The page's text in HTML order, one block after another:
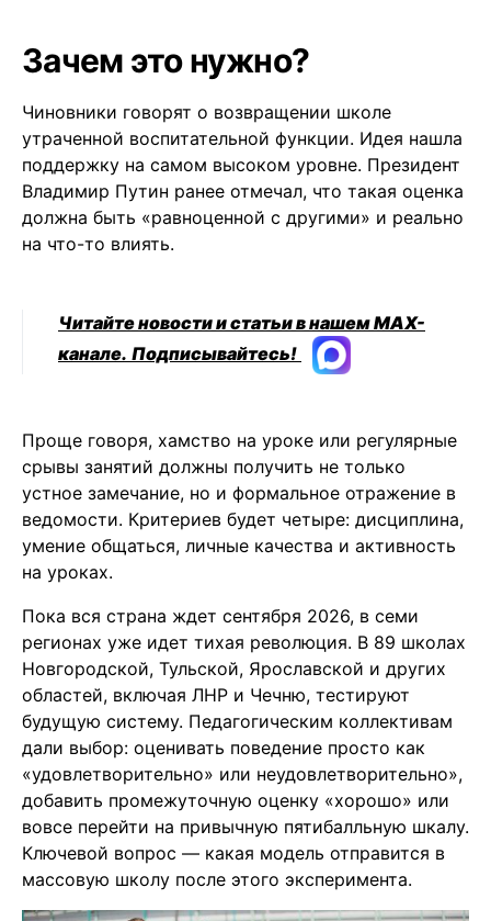
Зачем это нужно?
Чиновники говорят о возвращении школе
утраченной воспитательной функции. Идея нашла
поддержку на самом высоком уровне. Президент
Владимир Путин ранее отмечал, что такая оценка
должна быть «равноценной с другими» и реально
на что-то влиять.
Читайте новости и статьи в нашем MAX-
канале. Подписывайтесь!
Проще говоря, хамство на уроке или регулярные
срывы занятий должны получить не только
устное замечание, но и формальное отражение в
ведомости. Критериев будет четыре: дисциплина,
умение общаться, личные качества и активность
на уроках.
Пока вся страна ждет сентября 2026, в семи
регионах уже идет тихая революция. В 89 школах
Новгородской, Тульской, Ярославской и других
областей, включая ЛНР и Чечню, тестируют
будущую систему. Педагогическим коллективам
дали выбор: оценивать поведение просто как
«удовлетворительно» или неудовлетворительно»,
добавить промежуточную оценку «хорошо» или
вовсе перейти на привычную пятибалльную шкалу.
Ключевой вопрос — какая модель отправится в
массовую школу после этого эксперимента.